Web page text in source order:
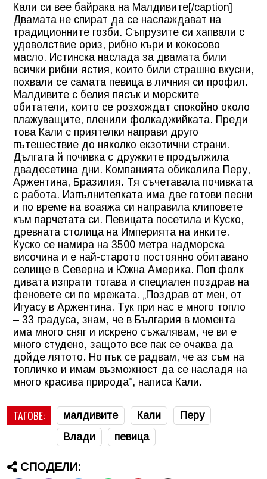
Кали си вее байрака на Малдивите[/caption]
Двамата не спират да се наслаждават на
традиционните гозби. Съпрузите си хапвали с
удоволствие ориз, рибно къри и кокосово
масло. Истинска наслада за двамата били
всички рибни ястия, които били страшно вкусни,
похвали се самата певица в личния си профил.
Малдивите с белия пясък и морските
обитатели, които се розхождат спокойно около
плажуващите, пленили фолкаджийката. Преди
това Кали с приятелки направи друго
пътешествие до няколко екзотични страни.
Дългата й почивка с дружките продължила
двадесетина дни. Компанията обиколила Перу,
Аржентина, Бразилия. Тя съчетавала почивката
с работа. Изпълнителката има две готови песни
и по време на воаяжа си направила клиповете
към парчетата си. Певицата посетила и Куско,
древната столица на Империята на инките.
Куско се намира на 3500 метра надморска
височина и е най-старото постоянно обитавано
селище в Северна и Южна Америка. Поп фолк
дивата изпрати тогава и специален поздрав на
феновете си по мрежата. „Поздрав от мен, от
Игуасу в Аржентина. Тук при нас е много топло
– 33 градуса, знам, че в България в момента
има много сняг и искрено съжалявам, че ви е
много студено, защото все пак се очаква да
дойде лятото. Но пък се радвам, че аз съм на
топличко и имам възможност да се насладя на
много красива природа”, написа Кали.
ТАГОВЕ: малдивите Кали
Перу
Влади
певица
СПОДЕЛИ: